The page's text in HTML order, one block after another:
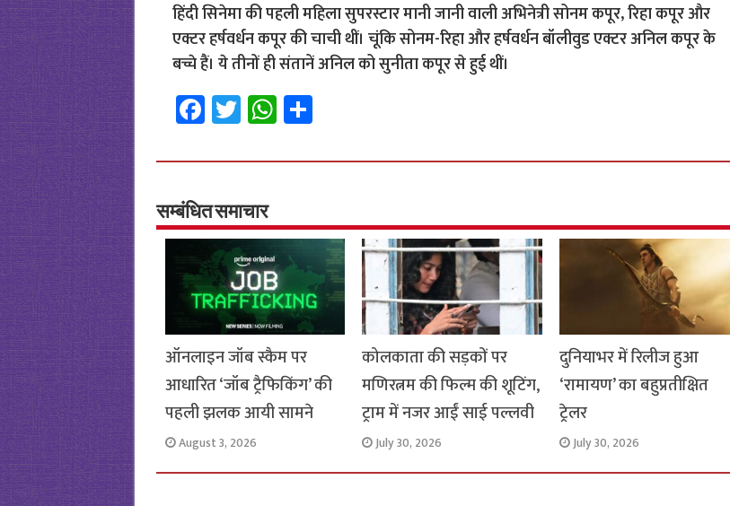
हिंदी सिनेमा की पहली महिला सुपरस्टार मानी जानी वाली अभिनेत्री सोनम कपूर, रिहा कपूर और
एक्टर हर्षवर्धन कपूर की चाची थीं। चूंकि सोनम-रिहा और हर्षवर्धन बॉलीवुड एक्टर अनिल कपूर के
बच्चे हैं। ये तीनों ही संतानें अनिल को सुनीता कपूर से हुई थीं।
Fa
ce
b
o
o
k
T
wi
tt
er
W
h
at
p
p
S
h
ar
सम्बंधित समाचार
ऑनलाइन जॉब स्कैम पर
आधारित ‘जॉब ट्रैफिकिंग’ की
पहली झलक आयी सामने
August 3, 2026
कोलकाता की सड़कों पर
मणिरत्नम की फिल्म की शूटिंग,
ट्राम में नजर आईं साई पल्लवी
July 30, 2026
दुनियाभर में रिलीज हुआ
‘रामायण’ का बहुप्रतीक्षित
ट्रेलर
July 30, 2026